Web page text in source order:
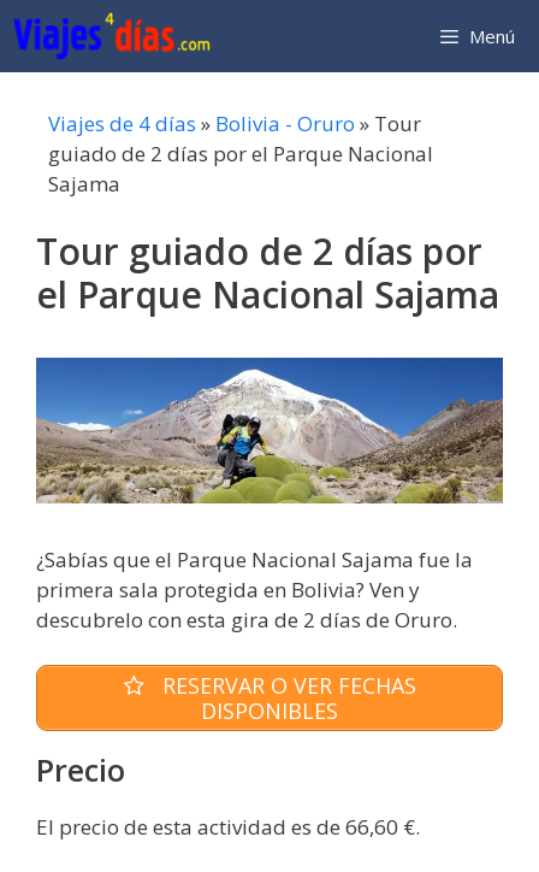
Saltar
al
contenido
Menú
Viajes de 4 días » Bolivia - Oruro » Tour
guiado de 2 días por el Parque Nacional
Sajama
Tour guiado de 2 días por
el Parque Nacional Sajama
¿Sabías que el Parque Nacional Sajama fue la
primera sala protegida en Bolivia? Ven y
descubrelo con esta gira de 2 días de Oruro.
RESERVAR O VER FECHAS
DISPONIBLES
Precio
El precio de esta actividad es de 66,60 €.